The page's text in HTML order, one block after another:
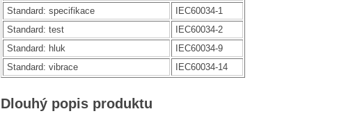
Standard: specifikace
IEC60034-1
Standard: test
IEC60034-2
Standard: hluk
IEC60034-9
Standard: vibrace
IEC60034-14
Dlouhý popis produktu